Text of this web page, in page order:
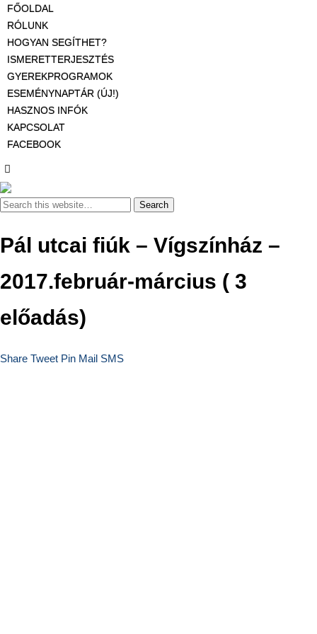
FŐOLDAL
RÓLUNK
HOGYAN SEGÍTHET?
ISMERETTERJESZTÉS
GYEREKPROGRAMOK
ESEMÉNYNAPTÁR (ÚJ!)
HASZNOS INFÓK
KAPCSOLAT
FACEBOOK
Pál utcai fiúk – Vígszínház –
2017.február-március ( 3
előadás)
Share Tweet Pin Mail SMS